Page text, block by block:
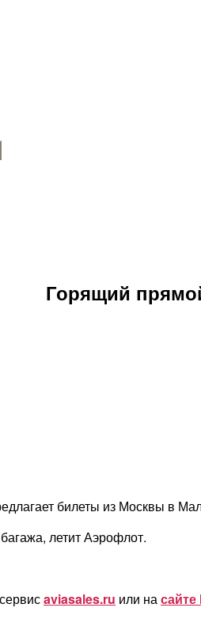
Горящий
билеты из Москвы в
летит Аэрофлот.
aviasales.ru или насайте